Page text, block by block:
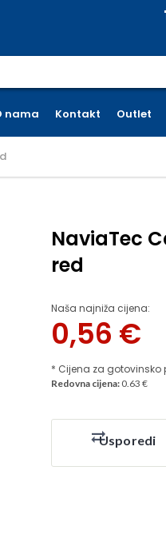
nama Kontakt Outlet
NaviaTec
red
Naša najniža cijena:
0,56 €
* Cijena za gotovinsko
Redovna cijena: 0.63 €
Usporedi